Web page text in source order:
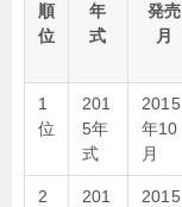
順
位
年
式
発売
月
1
位
201
5年
式
2015
年10
月
2
201
2015